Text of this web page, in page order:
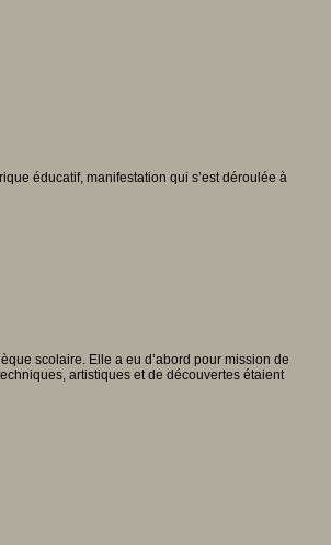
éducatif, manifestation qui s’est déroulée à
scolaire. Elle a eu d’abord pour mission de
artistiques et de découvertes étaient